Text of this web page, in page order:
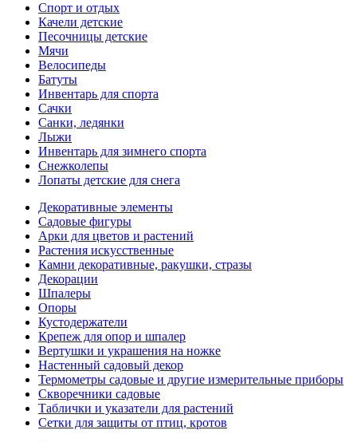
Спорт и отдых
Качели детские
Песочницы детские
Мячи
Велосипеды
Батуты
Инвентарь для спорта
Сачки
Санки, ледянки
Лыжи
Инвентарь для зимнего спорта
Снежколепы
Лопаты детские для снега
Декоративные элементы
Садовые фигуры
Арки для цветов и растений
Растения искусственные
Камни декоративные, ракушки, стразы
Декорации
Шпалеры
Опоры
Кустодержатели
Крепеж для опор и шпалер
Вертушки и украшения на ножке
Настенный садовый декор
Термометры садовые и другие измерительные приборы
Скворечники садовые
Таблички и указатели для растений
Сетки для защиты от птиц, кротов